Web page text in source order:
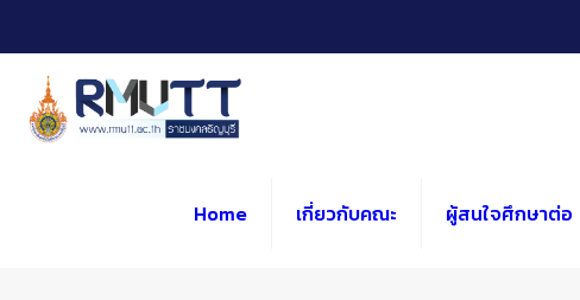
to
Content
Home เกี่ยวกับคณะ ผู้สนใจศึกษาต่อ